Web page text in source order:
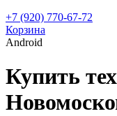
+7 (920) 770-67-72
Корзина
Android
Купить